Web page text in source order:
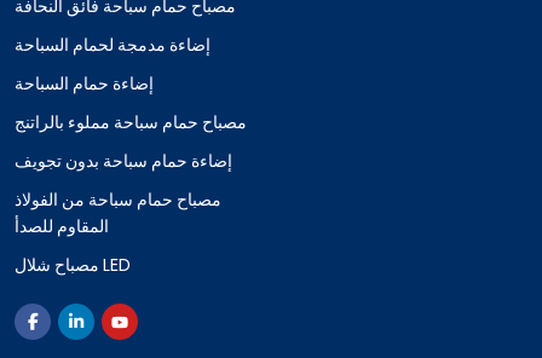
مصباح حمام سباحة فائق النحافة
إضاءة مدمجة لحمام السباحة
إضاءة حمام السباحة
مصباح حمام سباحة مملوء بالراتنج
إضاءة حمام سباحة بدون تجويف
مصباح حمام سباحة من الفولاذ
المقاوم للصدأ
مصباح شلال LED